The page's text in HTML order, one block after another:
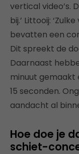
vertical video’s.
bij.’ Littooij:
bevatten een
Dit spreekt de
Daarnaast
minuut gemaakt
15 seconden.
aandacht al
Hoe doe je
schiet-